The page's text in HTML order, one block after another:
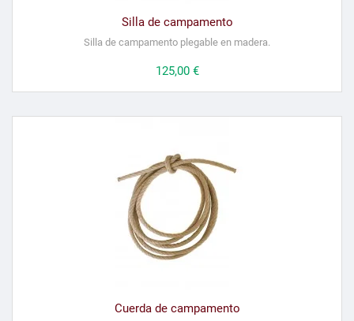
Silla de campamento
Silla de campamento plegable en madera.
Precio
125,00 €
Cuerda de campamento